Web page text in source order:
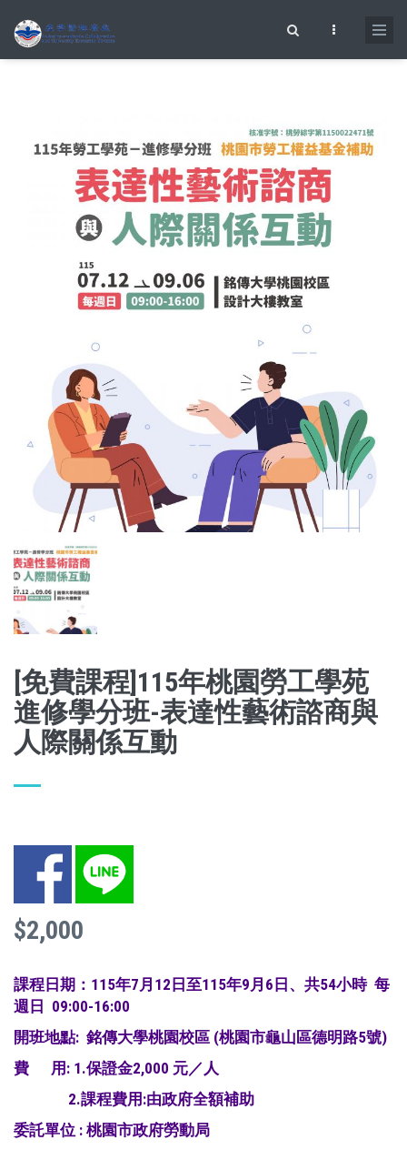
[免費課程]115年桃園勞工學苑
進修學分班-表達性藝術諮商與
人際關係互動
Facebook LINE
$2,000
課程日期：115年7月12日至115年9月6日、共54小時 每
週日 09:00-16:00
開班地點: 銘傳大學桃園校區 (桃園市龜山區德明路5號)
費 用: 1.保證金2,000 元／人
2.課程費用:由政府全額補助
委託單位 : 桃園市政府勞動局